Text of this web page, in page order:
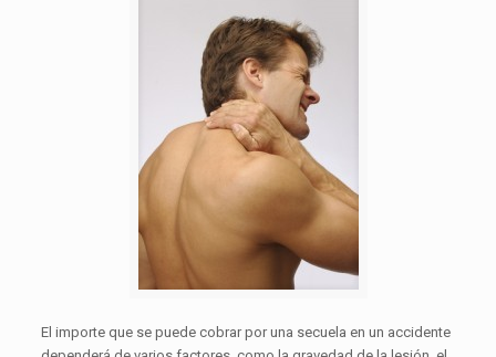
El importe que se puede cobrar por una secuela en un accidente